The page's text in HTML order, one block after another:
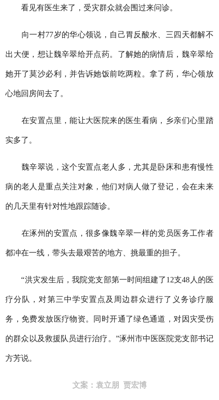
看见有医生来了，受灾群众就会围过来问诊。
向一村77岁的华心领说，自己胃反酸水、三四天都解不
出大便，想让魏辛翠给开点药。了解她的病情后，魏辛翠给
她开了莫沙必利，并告诉她饭前吃两粒。拿了药，华心领放
心地回房间去了。
在安置点里，能让大医院来的医生看病，乡亲们心里踏
实多了。
魏辛翠说，这个安置点老人多，尤其是卧床和患有慢性
病的老人是重点关注对象，他们对病人做了登记，会在未来
的几天里有针对性地跟踪随诊。
在涿州的安置点，很多像魏辛翠一样的党员医务工作者
都冲在一线，带头去最艰苦的地方、挑最重的担子。
“洪灾发生后，我院党支部第一时间组建了12支48人的医
疗分队，对第三中学安置点及周边群众进行了义务诊疗服
务，免费发放医疗物资。同时开通了绿色通道，对因灾受伤
的群众以及救援队员进行治疗。”涿州市中医医院党支部书记
方芳说。
文案：袁立朋 贾宏博